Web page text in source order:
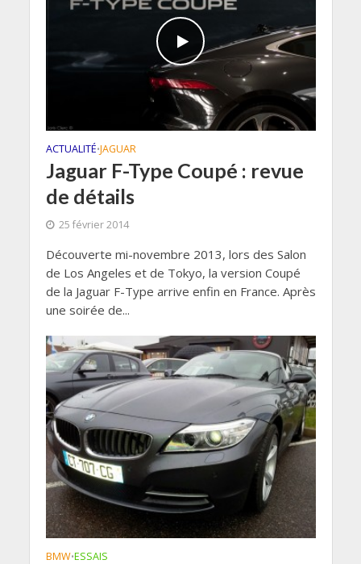
ACTUALITÉ•JAGUAR
Jaguar F-Type Coupé : revue
de détails
25 février 2014
Découverte mi-novembre 2013, lors des Salon
de Los Angeles et de Tokyo, la version Coupé
de la Jaguar F-Type arrive enfin en France. Après
une soirée de...
BMW•ESSAIS